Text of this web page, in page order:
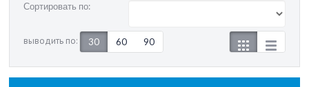
Сортировать по:
выводить по: 30 60 90